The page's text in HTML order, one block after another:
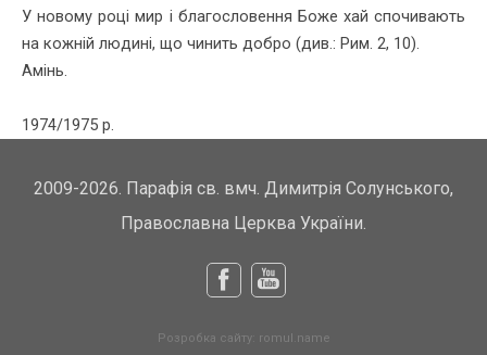
У новому році мир і благословення Боже хай спочивають
на кожній людині, що чинить добро (див.: Рим. 2, 10).
Амінь.
1974/1975 р.
2009-2026. Парафія св. вмч. Димитрія Солунського,
Православна Церква України.
Розробка сайту: romul.name